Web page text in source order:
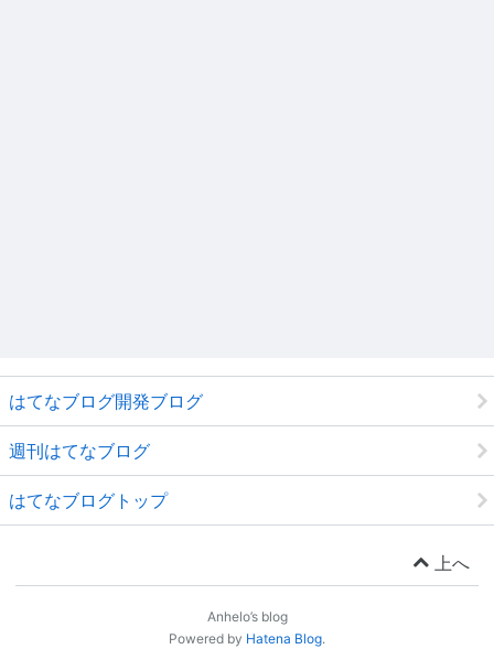
はてなブログ開発ブログ
週刊はてなブログ
はてなブログトップ
上へ
Anhelo’s blog
Powered by Hatena Blog.